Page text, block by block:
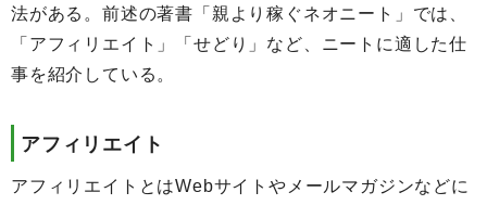
法がある。前述の著書「親より稼ぐネオニート」では、
「アフィリエイト」「せどり」など、ニートに適した仕
事を紹介している。
アフィリエイト
アフィリエイトとはWebサイトやメールマガジンなどに